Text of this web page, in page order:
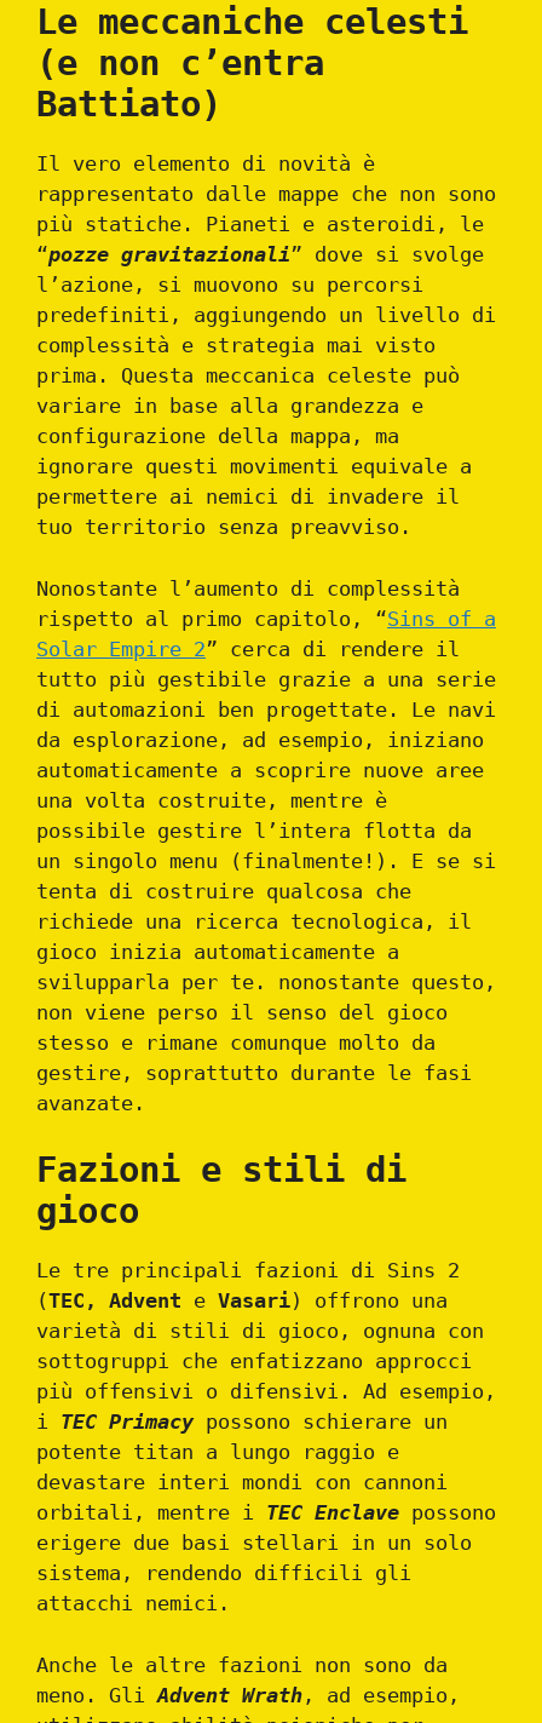
Le meccaniche celesti
(e non c’entra
Battiato)
Il vero elemento di novità è
rappresentato dalle mappe che non sono
più statiche. Pianeti e asteroidi, le
“pozze gravitazionali” dove si svolge
l’azione, si muovono su percorsi
predefiniti, aggiungendo un livello di
complessità e strategia mai visto
prima. Questa meccanica celeste può
variare in base alla grandezza e
configurazione della mappa, ma
ignorare questi movimenti equivale a
permettere ai nemici di invadere il
tuo territorio senza preavviso.
Nonostante l’aumento di complessità
rispetto al primo capitolo, “Sins of a
Solar Empire 2” cerca di rendere il
tutto più gestibile grazie a una serie
di automazioni ben progettate. Le navi
da esplorazione, ad esempio, iniziano
automaticamente a scoprire nuove aree
una volta costruite, mentre è
possibile gestire l’intera flotta da
un singolo menu (finalmente!). E se si
tenta di costruire qualcosa che
richiede una ricerca tecnologica, il
gioco inizia automaticamente a
svilupparla per te. nonostante questo,
non viene perso il senso del gioco
stesso e rimane comunque molto da
gestire, soprattutto durante le fasi
avanzate.
Fazioni e stili di
gioco
Le tre principali fazioni di Sins 2
(TEC, Advent e Vasari) offrono una
varietà di stili di gioco, ognuna con
sottogruppi che enfatizzano approcci
più offensivi o difensivi. Ad esempio,
i TEC Primacypossono schierare un
potente titan a lungo raggio e
devastare interi mondi con cannoni
orbitali, mentre i TEC Enclave possono
erigere due basi stellari in un solo
sistema, rendendo difficili gli
attacchi nemici.
Anche le altre fazioni non sono da
meno. Gli
Advent Wrath , ad esempio,